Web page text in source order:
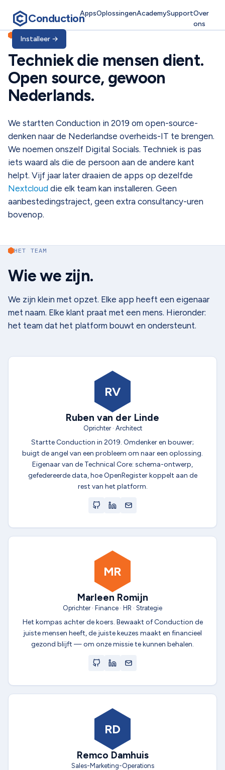
ConductionAppsOplossingenAcademySupportOver
ons
Installeer →
Techniek die
PUBLIC TECH
Techniek die mensen dient.
Open source, gewoon
Nederlands.
We startten Conduction in 2019 om open-source-
denken naar de Nederlandse overheids-IT te brengen.
We noemen onszelf Digital Socials. Techniek is pas
iets waard als die de persoon aan de andere kant
helpt. Vijf jaar later draaien de apps op dezelfde
Nextcloud die elk team kan installeren. Geen
aanbestedingstraject, geen extra consultancy-uren
bovenop.
HET TEAM
Wie we zijn.
We zijn klein met opzet. Elke app heeft een eigenaar
met naam. Elke klant praat met een mens. Hieronder:
het team dat het platform bouwt en ondersteunt.
RV
Ruben van der Linde
Oprichter · Architect
Startte Conduction in 2019. Omdenker en bouwer;
buigt de angel van een probleem om naar een oplossing.
Eigenaar van de Technical Core: schema-ontwerp,
gefedereerde data, hoe OpenRegister koppelt aan de
rest van het platform.
MR
Marleen Romijn
Oprichter · Finance · HR · Strategie
Het kompas achter de koers. Bewaakt of Conduction de
juiste mensen heeft, de juiste keuzes maakt en financieel
gezond blijft — om onze missie te kunnen behalen.
RD
Remco Damhuis
Sales-Marketing-Operations